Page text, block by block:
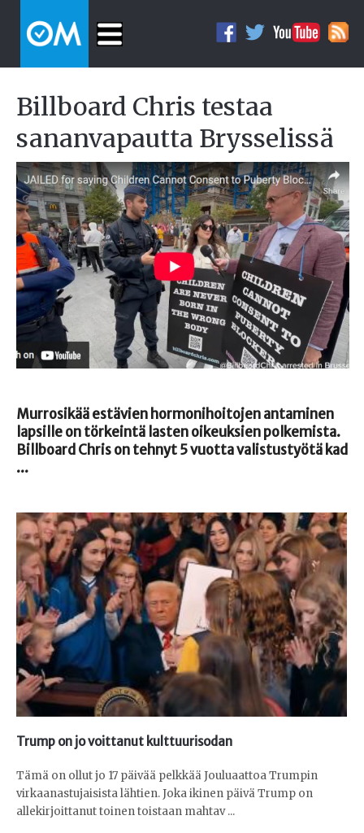
Billboard Chris testaa
sananvapautta Brysselissä
Murrosikää estävien hormonihoitojen antaminen
lapsille on törkeintä lasten oikeuksien polkemista.
Billboard Chris on tehnyt 5 vuotta valistustyötä kad
...
Trump on jo voittanut kulttuurisodan
Tämä on ollut jo 17 päivää pelkkää Jouluaattoa Trumpin
virkaanastujaisista lähtien. Joka ikinen päivä Trump on
allekirjoittanut toinen toistaan mahtav ...